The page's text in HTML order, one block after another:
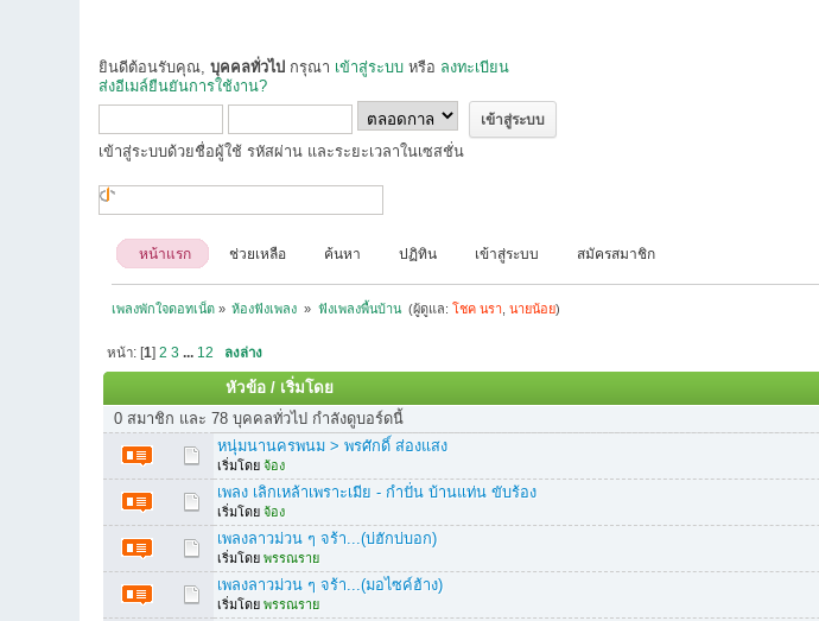
ยินดีต้อนรับคุณ,บุคคลทั่วไป กรุณา เข้าสู่ระบบ หรือ ลงทะเบียน
ส่งอีเมล์ยืนยันการใช้งาน?
เข้าสู่ระบบด้วยชื่อผู้ใช้ รหัสผ่าน และระยะเวลาในเซสชั่น
หน้าแรก ช่วยเหลือ ค้นหา ปฏิทิน เข้าสู่ระบบ สมัครสมาชิก
เพลงพักใจดอทเน็ต» ห้องฟังเพลง » ฟังเพลงพื้นบ้าน (ผู้ดูแล: โชค นรา นายน้อย)
หน้า: [1] 2 3 ... 12 ลงล่าง
หัวข้อ/ เริ่มโดย
0 สมาชิก และ 78 บุคคลทั่วไป กำลังดูบอร์ดนี้
หนุ่มนานครพนม > พรศักดิ์ ส่องแสง
เริ่มโดยจ้อง
เพลง เลิกเหล้าเพราะเมีย - กำปั่น บ้านแท่น ขับร้อง
เริ่มโดยจ้อง
เพลงลาวม่วน ๆ จร้า...(บ่ฮักบ่บอก)
เริ่มโดยพรรณราย
เพลงลาวม่วน ๆ จร้า...(มอไซค์ฮ้าง)
เริ่มโดยพรรณราย